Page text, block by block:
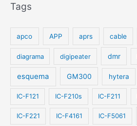
Tags
apco APP aprs cable
diagrama digipeater dmr
esquema GM300 hytera
IC-F121 IC-F210s IC-F211
IC-F221 IC-F4161 IC-F5061